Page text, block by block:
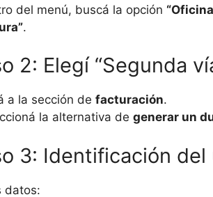
del menú, buscá la opción
.
2: Elegí “Segunda
a la sección de facturación.
la alternativa de generar un
3: Identificación del
datos: